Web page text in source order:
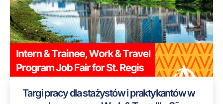
Targi pracy dla stażystów i praktykantów w